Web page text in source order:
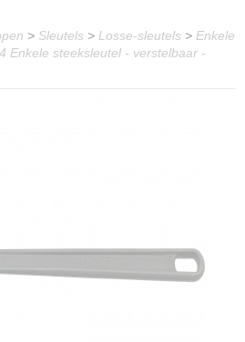
> Sleutels > Losse-sleutels > Enkele
Enkele steeksleutel - verstelbaar -